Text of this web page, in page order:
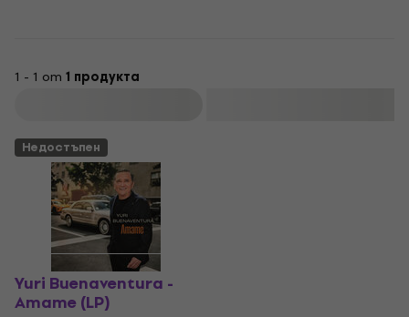
1 - 1 от 1 продукта
Недостъпен
Yuri Buenaventura -
Amame (LP)